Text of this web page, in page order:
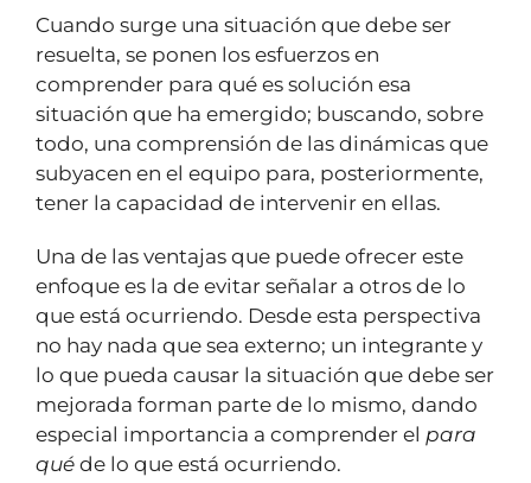
Cuando surge una situación que debe ser
resuelta, se ponen los esfuerzos en
comprender para qué es solución esa
situación que ha emergido; buscando, sobre
todo, una comprensión de las dinámicas que
subyacen en el equipo para, posteriormente,
tener la capacidad de intervenir en ellas.
Una de las ventajas que puede ofrecer este
enfoque es la de evitar señalar a otros de lo
que está ocurriendo. Desde esta perspectiva
no hay nada que sea externo; un integrante y
lo que pueda causar la situación que debe ser
mejorada forman parte de lo mismo, dando
especial importancia a comprender el para
qué de lo que está ocurriendo.